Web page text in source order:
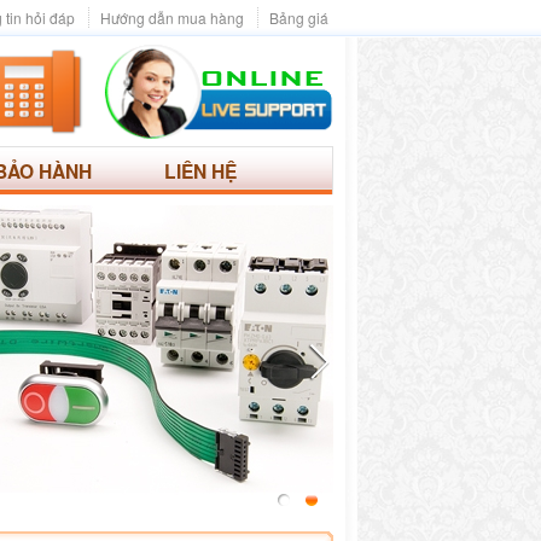
Bảng giá
Hướng dẫn mua hàng
tin hỏi đáp
HÀNH LIÊN HỆ